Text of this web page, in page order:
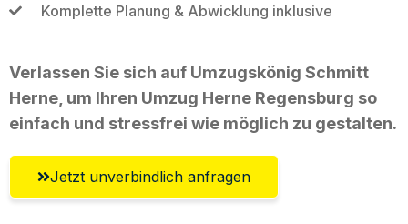
Komplette Planung & Abwicklung inklusive
Verlassen Sie sich auf Umzugskönig Schmitt
Herne, um Ihren Umzug Herne Regensburg so
einfach und stressfrei wie möglich zu gestalten.
Jetzt unverbindlich anfragen